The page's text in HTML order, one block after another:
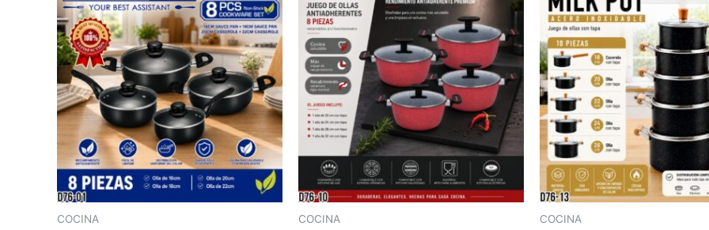
COCINA COCINA COCINA